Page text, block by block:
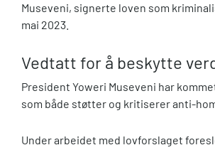
Museveni, signerte loven som
mai 2023.
Vedtatt for å beskytte
President Yoweri Museveni har
som både støtter og kritiserer anti-
Under arbeidet med lovforslaget